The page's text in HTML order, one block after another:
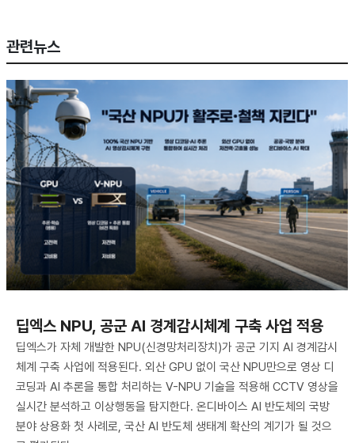
관련뉴스
딥엑스 NPU, 공군 AI 경계감시체계 구축 사업 적용
딥엑스가 자체 개발한 NPU(신경망처리장치)가 공군 기지 AI 경계감시
체계 구축 사업에 적용된다. 외산 GPU 없이 국산 NPU만으로 영상 디
코딩과 AI 추론을 통합 처리하는 V-NPU 기술을 적용해 CCTV 영상을
실시간 분석하고 이상행동을 탐지한다. 온디바이스 AI 반도체의 국방
분야 상용화 첫 사례로, 국산 AI 반도체 생태계 확산의 계기가 될 것으